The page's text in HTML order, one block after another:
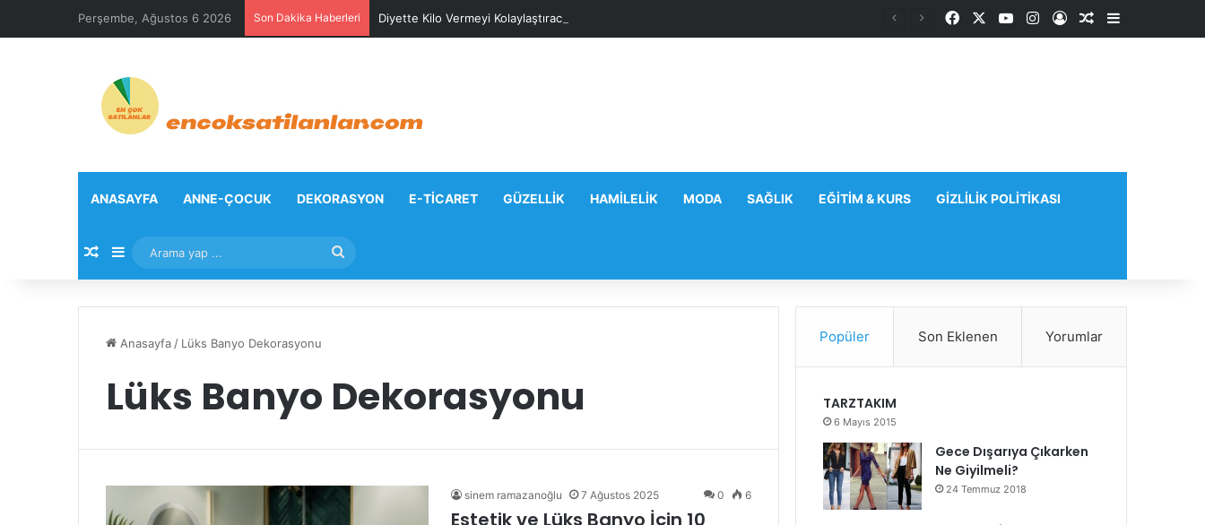
Perşembe, Ağustos 6 2026 Son Dakika Haberleri Diyette Kilo Vermeyi Kolaylaştıracak Günlük Stratejiler FacebookYouTubeInstagram
Kayıt OlRastgele Makale
Kenar
ANASAYFA ANNE-ÇOCUK DEKORASYON E-TICARET GÜZELLIK HAMILELIK MODA SAĞLIK EĞITIM & KURS GIZLILIK POLITIKASI
Rastgele Makale
Kenar Bölmesi
yap
Anasayfa / Lüks Banyo Dekorasyonu
Lüks Banyo Dekorasyonu
sinem ramazanoğlu 7 Ağustos 2025 0 6
Estetik ve Lüks Banyo İçin 10
Popüler Son Eklenen Yorumlar
TARZTAKIM
6 Mayıs 2015
Gece Dışarıya Çıkarken
Ne Giyilmeli?
24 Temmuz 2018